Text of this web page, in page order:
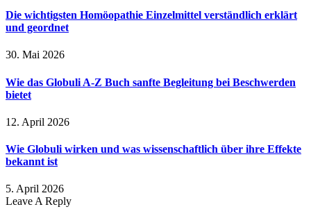
Die wichtigsten Homöopathie Einzelmittel verständlich erklärt
und geordnet
30. Mai 2026
Wie das Globuli A-Z Buch sanfte Begleitung bei Beschwerden
bietet
12. April 2026
Wie Globuli wirken und was wissenschaftlich über ihre Effekte
bekannt ist
5. April 2026
Leave A Reply